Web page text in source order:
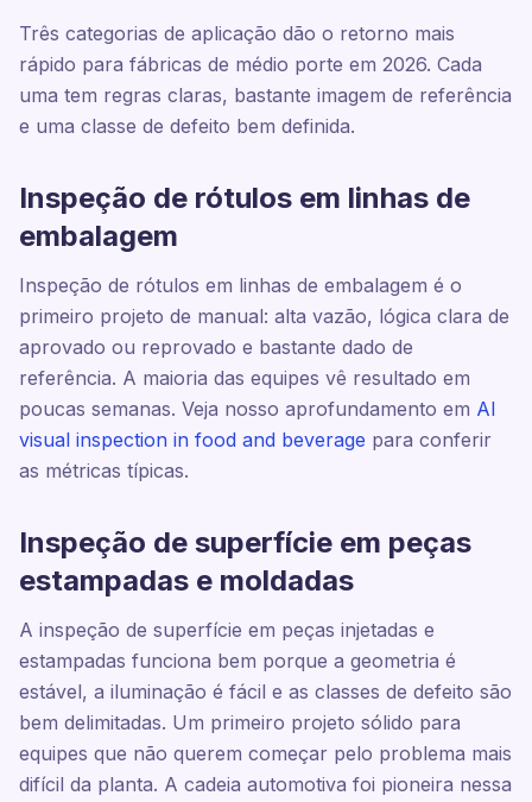
Três categorias de aplicação dão o retorno mais
rápido para fábricas de médio porte em 2026. Cada
uma tem regras claras, bastante imagem de referência
e uma classe de defeito bem definida.
Inspeção de rótulos em linhas de
embalagem
Inspeção de rótulos em linhas de embalagem é o
primeiro projeto de manual: alta vazão, lógica clara de
aprovado ou reprovado e bastante dado de
referência. A maioria das equipes vê resultado em
poucas semanas. Veja nosso aprofundamento em AI
visual inspection in food and beverage para conferir
as métricas típicas.
Inspeção de superfície em peças
estampadas e moldadas
A inspeção de superfície em peças injetadas e
estampadas funciona bem porque a geometria é
estável, a iluminação é fácil e as classes de defeito são
bem delimitadas. Um primeiro projeto sólido para
equipes que não querem começar pelo problema mais
difícil da planta. A cadeia automotiva foi pioneira nessa